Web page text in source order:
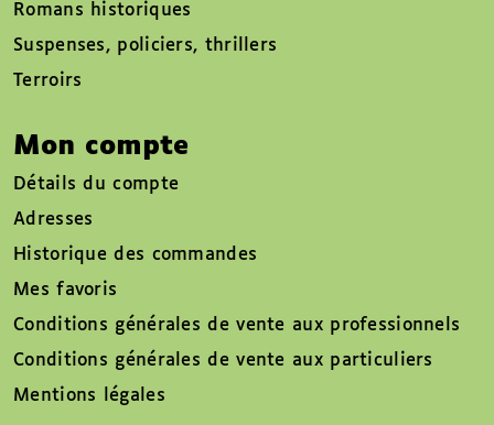
Romans historiques
Suspenses, policiers, thrillers
Terroirs
Mon compte
Détails du compte
Adresses
Historique des commandes
Mes favoris
Conditions générales de vente aux professionnels
Conditions générales de vente aux particuliers
Mentions légales